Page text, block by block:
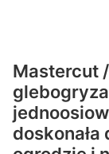
Mastercut